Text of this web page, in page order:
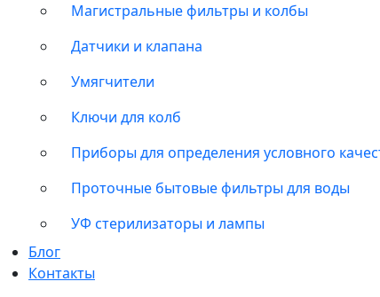
Магистральные фильтры и колбы
Датчики и клапана
Умягчители
Ключи для колб
Приборы для определения условного
Проточные бытовые фильтры для воды
УФ стерилизаторы и лампы
Блог
Контакты